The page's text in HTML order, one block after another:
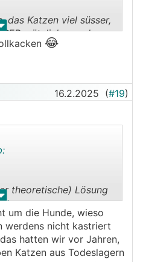
.
das Katzen viel süsser,
nützlicher und
😂
16.2.2025 (#19)
.
theoretische) Lösung
Katzen viel süsser,
nützlicher und
um die Hunde, wieso
werdens nicht kastriert
hatten wir vor Jahren,
Katzen aus Todeslagern